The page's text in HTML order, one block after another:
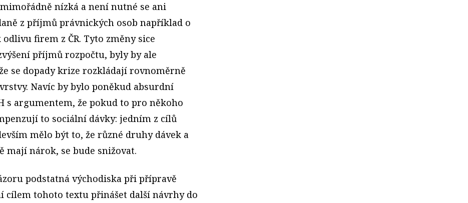
nízká a není nutné se ani
z příjmů právnických osob například o
firem z ČR. Tyto změny sice
příjmů rozpočtu, byly by ale
se dopady krize rozkládají rovnoměrně
Navíc by bylo poněkud absurdní
s argumentem, že pokud to pro někoho
to sociální dávky: jedním z cílů
mělo být to, že různé druhy dávek a
mají nárok, se bude snižovat.
podstatná východiska při přípravě
cílem tohoto textu přinášet další návrhy do